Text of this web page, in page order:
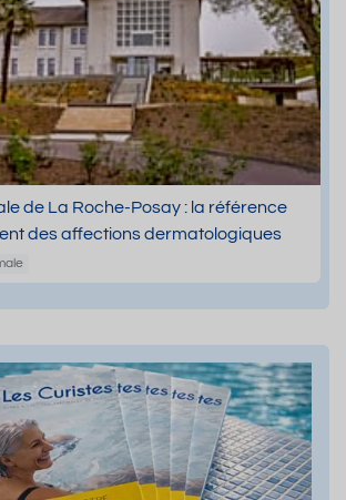
de La Roche-Posay : la référence
des affections dermatologiques